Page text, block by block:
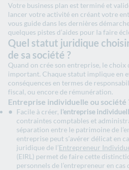
Votre business plan est terminé et
lancer votre activité en créant votre
vous guide dans les dernières
quelques pistes d’aides pour la faire
Quel statut juridique
de sa société ?
Quand on crée son entreprise, le
important. Chaque statut implique en
conséquences en termes de
fiscal, ou encore de rémunération.
Entreprise individuelle ou société
Facile à créer, l'entreprise
contraintes comptables et
séparation entre le patrimoine de
entreprise peut s’avérer délicat en
juridique de l’Entrepreneur
(EIRL) permet de faire cette
personnels de l’entrepreneur en cas